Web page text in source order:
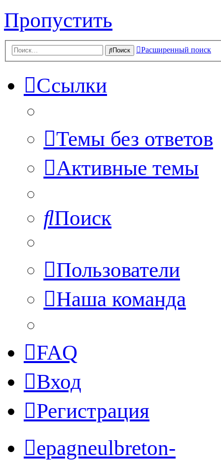
Пропустить
Поиск Расширенный поиск
Ссылки
Темы без ответов
Активные темы
Поиск
Пользователи
Наша команда
FAQ
Вход
Регистрация
epagneulbreton-